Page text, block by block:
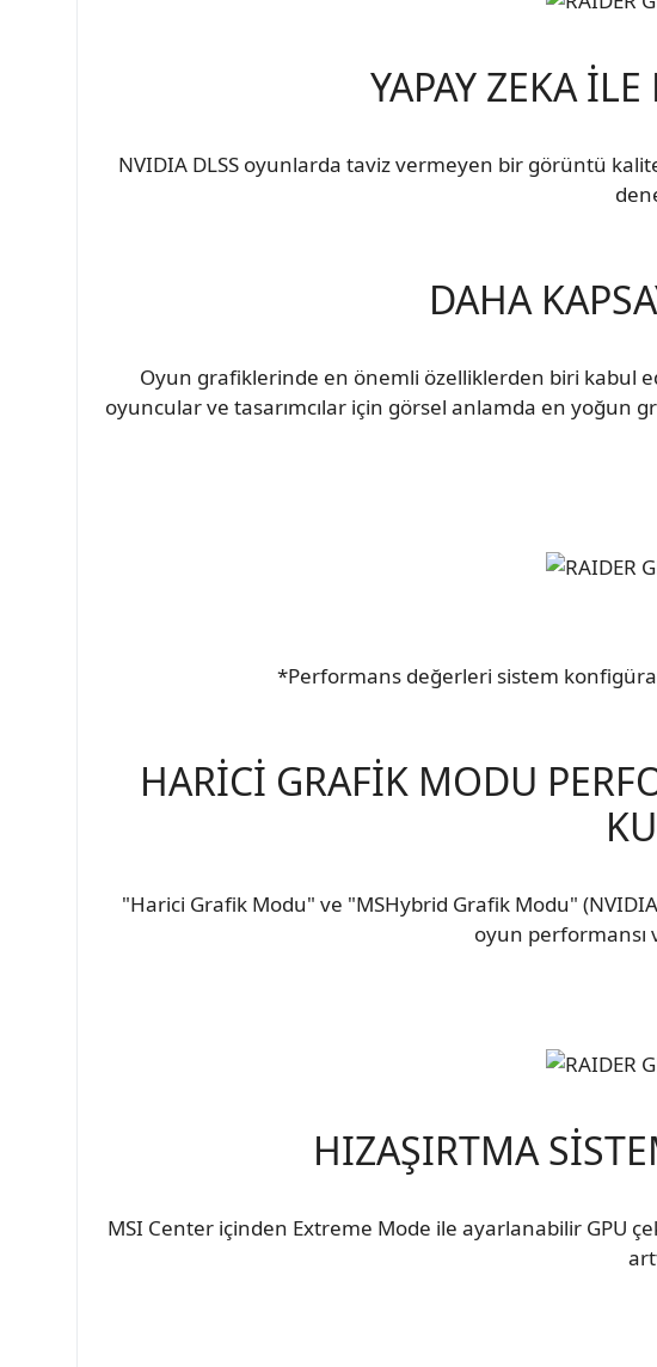
YAPAY ZEKA
NVIDIA DLSS oyunlarda taviz vermeyen bir görüntü
DAHA
Oyun grafiklerinde en önemli özelliklerden biri kabul
oyuncular ve tasarımcılar için görsel anlamda en yoğun
*Performans değerleri sistem
HARİCİ GRAFİK MODU
"Harici Grafik Modu" ve "MSHybrid Grafik Modu"
oyun performansı
HIZAŞIRTMA
MSI Center içinden Extreme Mode ile ayarlanabilir GPU